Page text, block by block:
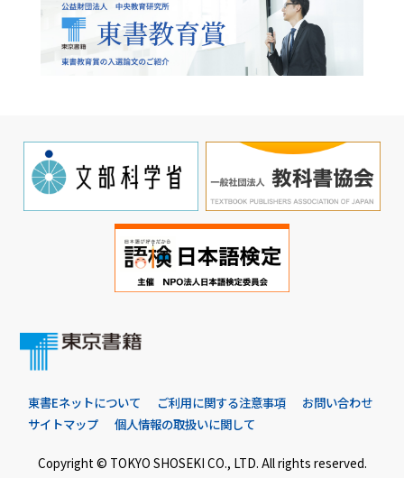
東書Eネットについて ご利用に関する注意事項
お問い合わせ
サイトマップ
個人情報の取扱いに関して
Copyright © TOKYO SHOSEKI CO., LTD. All rights reserved.